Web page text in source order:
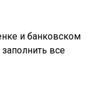
и банковском
заполнить все